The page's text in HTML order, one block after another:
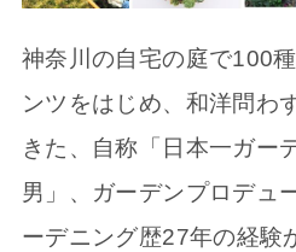
神奈川の自宅の庭で100
ンツをはじめ、和洋問わ
きた、自称「日本一ガー
男」、ガーデンプロデュ
ーデニング歴27年の経験